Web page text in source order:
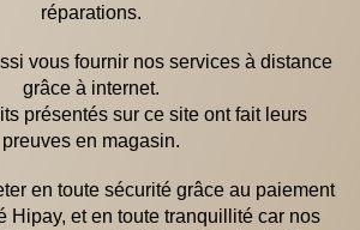
réparations.
vous fournir nos services à distance
grâce à internet.
présentés sur ce site ont fait leurs
preuves en magasin.
en toute sécurité grâce au paiement
Hipay, et en toute tranquillité car nos